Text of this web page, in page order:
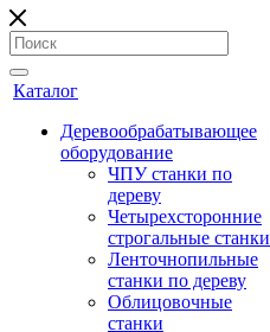
Каталог
Деревообрабатывающее
оборудование
ЧПУ станки по
дереву
Четырехсторонние
строгальные станки
Ленточнопильные
станки по дереву
Облицовочные
станки